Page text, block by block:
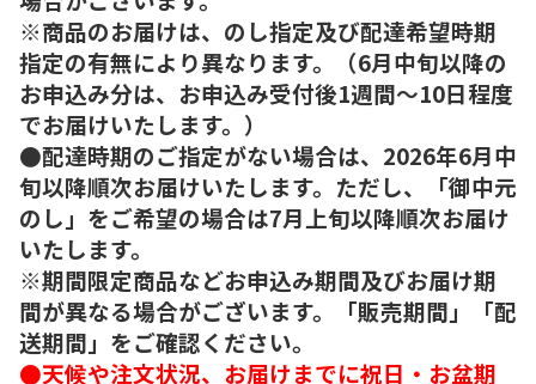
※商品のお届けは、のし指定及び配達希望時期
指定の有無により異なります。（6月中旬以降の
お申込み分は、お申込み受付後1週間～10日程度
でお届けいたします。）
●配達時期のご指定がない場合は、2026年6月中
旬以降順次お届けいたします。ただし、「御中元
のし」をご希望の場合は7月上旬以降順次お届け
いたします。
※期間限定商品などお申込み期間及びお届け期
間が異なる場合がございます。「販売期間」「配
送期間」をご確認ください。
●天候や注文状況、お届けまでに祝日・お盆期